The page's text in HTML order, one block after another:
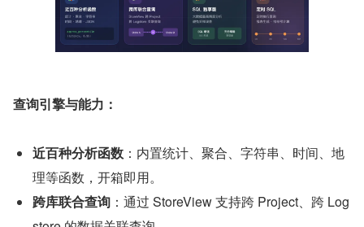
查询引擎与能力：
近百种分析函数 ：内置统计、聚合、字符串、时间、地
理等函数，开箱即用。
跨库联合查询 ：通过 StoreView 支持跨 Project、跨 Log